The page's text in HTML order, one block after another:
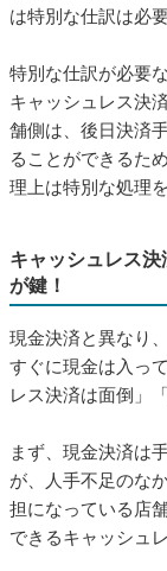
は特別な仕訳は必
特別な仕訳が必要
キャッシュレス決
舗側は、後日決済
ることができるた
理上は特別な処理
キャッシュレス
が鍵！
現金決済と異なり
すぐに現金は入っ
レス決済は面倒」
まず、現金決済は
が、人手不足のな
担になっている店
できるキャッシュ